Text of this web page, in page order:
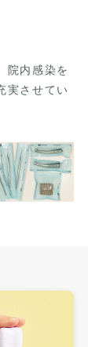
院内感染を
実させてい